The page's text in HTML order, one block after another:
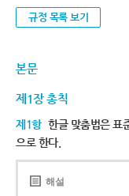
규정 목록 보기
본문
제1장 총칙
제1항 한글 맞춤법은 표
으로 한다.
해설